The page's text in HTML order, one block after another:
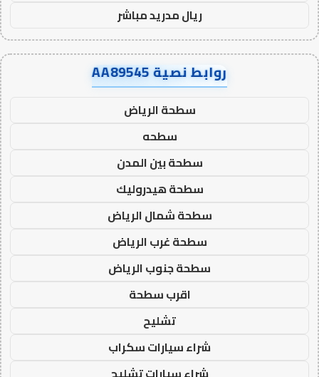
ريال مدريد مباشر
روابط نصية AA89545
سطحة الرياض
سطحه
سطحة بين المدن
سطحة هيدروليك
سطحة شمال الرياض
سطحة غرب الرياض
سطحة جنوب الرياض
اقرب سطحة
تشليح
شراء سيارات سكراب